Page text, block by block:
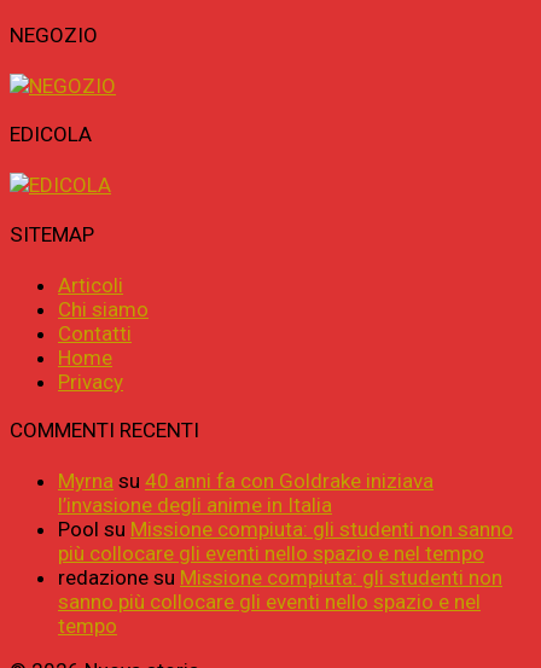
NEGOZIO
EDICOLA
SITEMAP
Articoli
Chi siamo
Contatti
Home
Privacy
COMMENTI RECENTI
Myrna su 40 anni fa con Goldrake iniziava
l’invasione degli anime in Italia
Pool su Missione compiuta: gli studenti non sanno
più collocare gli eventi nello spazio e nel tempo
redazione su Missione compiuta: gli studenti non
sanno più collocare gli eventi nello spazio e nel
tempo